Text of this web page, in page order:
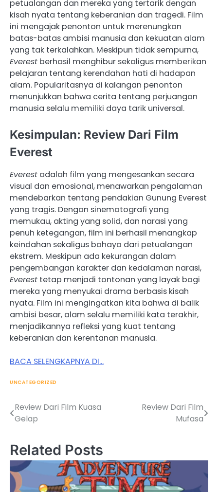
petualangan dan mereka yang tertarik dengan
kisah nyata tentang keberanian dan tragedi. Film
ini mengajak penonton untuk merenungkan
batas-batas ambisi manusia dan kekuatan alam
yang tak terkalahkan. Meskipun tidak sempurna,
Everest berhasil menghibur sekaligus memberikan
pelajaran tentang kerendahan hati di hadapan
alam. Popularitasnya di kalangan penonton
menunjukkan bahwa cerita tentang perjuangan
manusia selalu memiliki daya tarik universal.
Kesimpulan: Review Dari Film
Everest
Everest adalah film yang mengesankan secara
visual dan emosional, menawarkan pengalaman
mendebarkan tentang pendakian Gunung Everest
yang tragis. Dengan sinematografi yang
memukau, akting yang solid, dan narasi yang
penuh ketegangan, film ini berhasil menangkap
keindahan sekaligus bahaya dari petualangan
ekstrem. Meskipun ada kekurangan dalam
pengembangan karakter dan kedalaman narasi,
Everest tetap menjadi tontonan yang layak bagi
mereka yang menyukai drama berbasis kisah
nyata. Film ini mengingatkan kita bahwa di balik
ambisi besar, alam selalu memiliki kata terakhir,
menjadikannya refleksi yang kuat tentang
keberanian dan kerentanan manusia.
BACA SELENGKAPNYA DI…
UNCATEGORIZED
Post
navigation
Review Dari Film Kuasa
Gelap
Review Dari Film
Mufasa
Related Posts